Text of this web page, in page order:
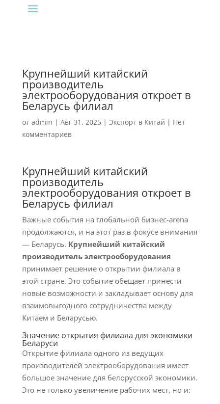
Крупнейший китайский
производитель
электрооборудования откроет в
Беларусь филиал
от admin | Авг 31, 2025| Экспорт в Китай | Нет
комментариев
Крупнейший китайский
производитель
электрооборудования откроет в
Беларусь филиал
Важные события на глобальной бизнес-arena
продолжаются, и на этот раз в фокусе внимания
— Беларусь. Крупнейший китайский
производитель электрооборудования
принимает решение о открытии филиала в
этой стране. Это событие обещает принести
новые возможности и закладывает основу для
взаимовыгодного сотрудничества между
Китаем и Беларусью.
Значение открытия филиала для экономики
Беларуси
Открытие филиала одного из ведущих
производителей электрооборудования имеет
большое значение для белорусской экономики.
Это не только увеличение рабочих мест, но и: